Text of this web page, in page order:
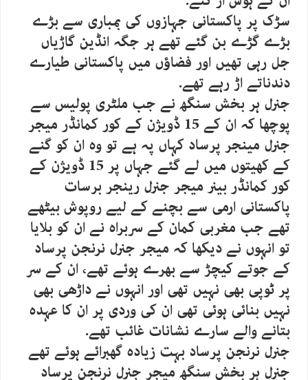
سڑک پر پاکستانی جہازوں کی بمباری سے بڑے
بڑے گڑے بن گئے تھے ہر جگہ انڈین گاڑیاں
جل رہی تھیں اور فضاؤں میں پاکستانی طیارے
دندناتے اڑ رہے تھے.
جنرل ہر بخش سنگھ نے جب ملٹری پولیس سے
پوچھا کہ ان کے 15 ڈویژن کے کور کمانڈر میجر
جنرل مینجر پرساد کہاں پہ ہے تو وہ ان کو گنے
کے کھیتوں میں لے گئے جہاں پر 15 ڈویژن کے
کور کمانڈر بینر میجر جنرل رینجر برسات
پاکستانی ارمی سے بچنے کے لیے روپوش بیٹھے
تھے جب مغربی کمان کے سربراہ نے ان کو بلایا
تو انہوں نے دیکھا کہ میجر جنرل نرنجن پرساد
کے جوتے کیچڑ سے بھرے ہوئے تھے، ان کے سر
پر ٹوپی بھی نہیں تھی اور انہوں نے داڑھی بھی
نہیں بنائی ہوئی تھی ان کی وردی پر ان کا عہدہ
بتانے والے سارے نشانات غائب تھے.
جنرل نرنجن پرساد بہت زیادہ گھبرائے ہوئے تھے
جنرل ہر بخش سنگھ میجر جنرل نرنجن پرساد